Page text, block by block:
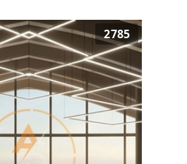
2785